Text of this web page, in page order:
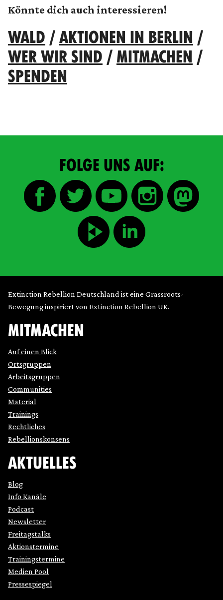
Könnte dich auch interessieren!
WALD / AKTIONEN IN BERLIN /
WER WIR SIND / MITMACHEN /
SPENDEN
FOLGE UNS AUF:
Extinction Rebellion Deutschland ist eine Grassroots-
Bewegung inspiriert von Extinction Rebellion UK.
MITMACHEN
Auf einen Blick
Ortsgruppen
Arbeitsgruppen
Communities
Material
Trainings
Rechtliches
Rebellionskonsens
AKTUELLES
Blog
Info Kanäle
Podcast
Newsletter
Freitagstalks
Aktionstermine
Trainingstermine
Medien Pool
Pressespiegel